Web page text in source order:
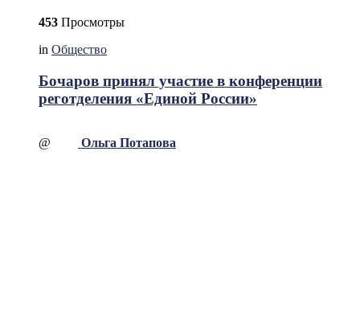
453 Просмотры
in Общество
Бочаров принял участие в конференции
реготделения «Единой России»
@ Ольга Потапова